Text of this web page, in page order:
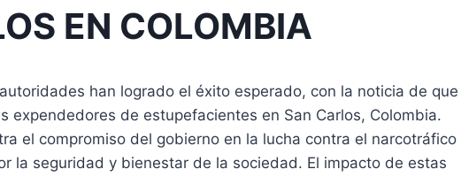
EN COLOMBIA
han logrado el éxito esperado, con la noticia de que
expendedores de estupefacientes en San Carlos, Colombia.
el compromiso del gobierno en la lucha contra el narcotráfico
la seguridad y bienestar de la sociedad. El impacto de estas